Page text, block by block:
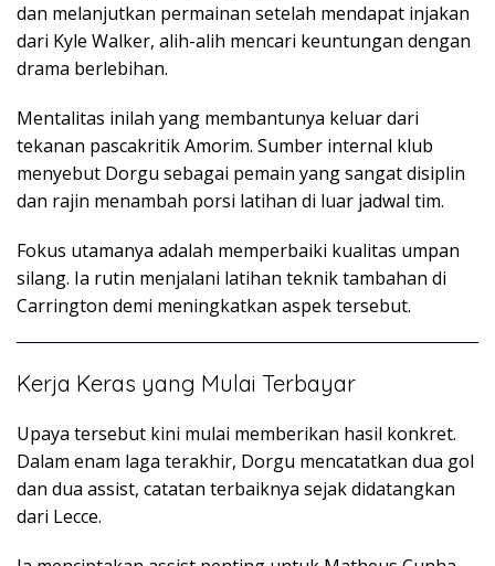
dan melanjutkan permainan setelah mendapat injakan
dari Kyle Walker, alih-alih mencari keuntungan dengan
drama berlebihan.
Mentalitas inilah yang membantunya keluar dari
tekanan pascakritik Amorim. Sumber internal klub
menyebut Dorgu sebagai pemain yang sangat disiplin
dan rajin menambah porsi latihan di luar jadwal tim.
Fokus utamanya adalah memperbaiki kualitas umpan
silang. Ia rutin menjalani latihan teknik tambahan di
Carrington demi meningkatkan aspek tersebut.
Kerja Keras yang Mulai Terbayar
Upaya tersebut kini mulai memberikan hasil konkret.
Dalam enam laga terakhir, Dorgu mencatatkan dua gol
dan dua assist, catatan terbaiknya sejak didatangkan
dari Lecce.